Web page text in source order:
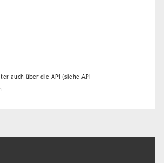
auch über die API (siehe API-